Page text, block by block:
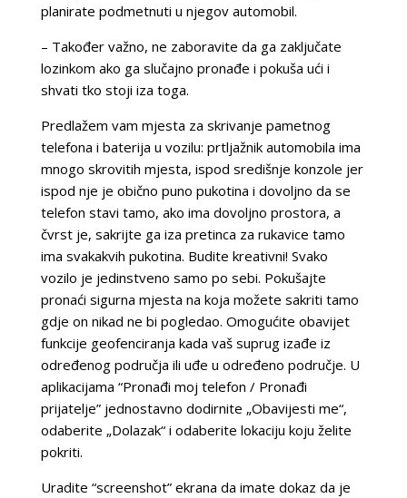
planirate podmetnuti u njegov automobil.
– Također važno, ne zaboravite da ga zaključate
lozinkom ako ga slučajno pronađe i pokuša ući i
shvati tko stoji iza toga.
Predlažem vam mjesta za skrivanje pametnog
telefona i baterija u vozilu: prtljažnik automobila ima
mnogo skrovitih mjesta, ispod središnje konzole jer
ispod nje je obično puno pukotina i dovoljno da se
telefon stavi tamo, ako ima dovoljno prostora, a
čvrst je, sakrijte ga iza pretinca za rukavice tamo
ima svakakvih pukotina. Budite kreativni! Svako
vozilo je jedinstveno samo po sebi. Pokušajte
pronaći sigurna mjesta na koja možete sakriti tamo
gdje on nikad ne bi pogledao. Omogućite obavijet
funkcije geofenciranja kada vaš suprug izađe iz
određenog područja ili uđe u određeno područje. U
aplikacijama “Pronađi moj telefon / Pronađi
prijatelje” jednostavno dodirnite „Obavijesti me“,
odaberite „Dolazak“ i odaberite lokaciju koju želite
pokriti.
Uradite “screenshot” ekrana da imate dokaz da je